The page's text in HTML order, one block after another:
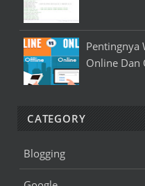
Pentingnya
Online Dan
CATEGORY
Blogging